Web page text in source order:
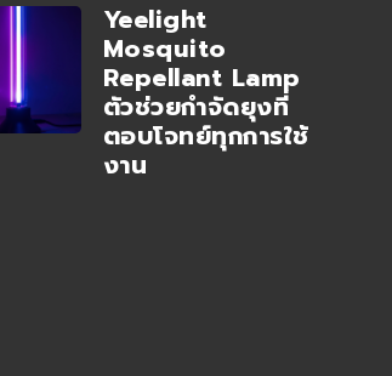
Yeelight
Mosquito
Repellant Lamp
ตัวช่วยกำจัดยุงที่
ตอบโจทย์ทุกการใช้
งาน